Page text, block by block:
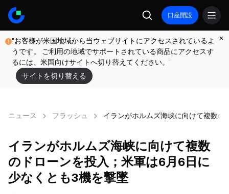
口座開設
"お客様が米国地域から当ウェブサイトにアクセスされているよ
うです。 ご利用の地域でサポートされている商品にアクセスす
るには、米国向けサイトへ切り替えてください。"
サイトを切り替える
ニュース フラッシュ イランがホルムズ海峡に向けて複数
イランがホルムズ海峡に向けて複数
のドローンを投入；米軍は6月6日に
少なくとも3機を撃墜